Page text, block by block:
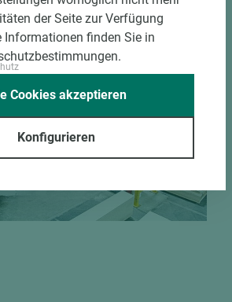
Zuschnitt anfragen
der Seite zur Verfügung
Informationen finden Sie in
Konfigurieren
Cookies akzeptieren